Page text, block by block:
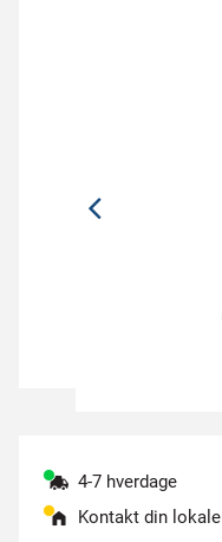
4-7 hverdage
Kontakt din lokale